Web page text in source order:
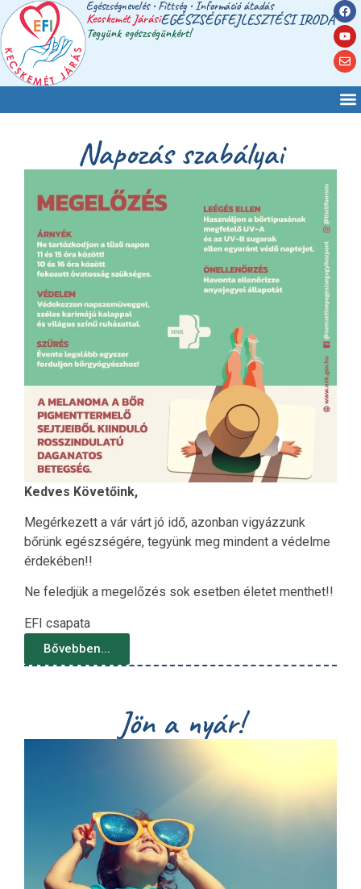
Egészségnevelés • Fittség • Információ átadás
Kecskemét JárásiEGÉSZSÉGFEJLESZTÉSI IRODA
Tegyünk egészségünkért!
Napozás szabályai
Kedves Követőink,
Megérkezett a vár várt jó idő, azonban vigyázzunk
bőrünk egészségére, tegyünk meg mindent a védelme
érdekében!!
Ne feledjük a megelőzés sok esetben életet menthet!!
EFI csapata
Bővebben...
Jön a nyár!